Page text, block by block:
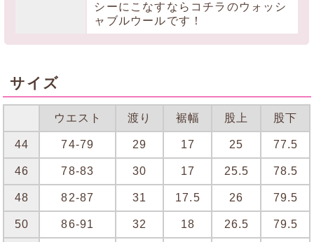
シーにこなすならコチラのウォッシ
ャブルウールです！
サイズ
ウエスト 渡り 裾幅 股上 股下
44 74-79 29 17 25 77.5
46 78-83 30 17 25.5 78.5
48 82-87 31 17.5 26 79.5
50 86-91 32 18 26.5 79.5